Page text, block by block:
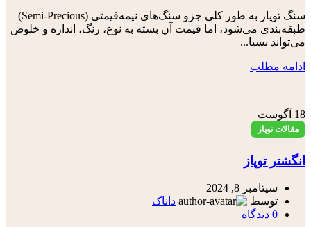
سنگ توپاز به طور کلی جزو سنگ‌های نیمه‌قیمتی (Semi-Precious)
طبقه‌بندی می‌شود، اما قیمت آن بسته به نوع، رنگ، اندازه و خلوص
می‌تواند بسیا...
ادامه مطلب
18 آگوست
مقالات توپاز
انگشتر توپاز
سپتامبر 8, 2024
توسط
داناک
0 دیدگاه